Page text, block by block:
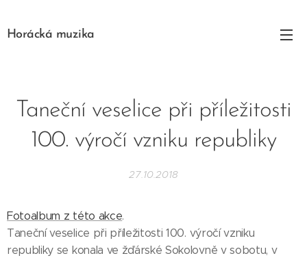
Horácká muzika
Taneční veselice při příležitosti
100. výročí vzniku republiky
27.10.2018
Fotoalbum z této akce.
Taneční veselice při příležitosti 100. výročí vzniku
republiky se konala ve žďárské Sokolovně v sobotu, v